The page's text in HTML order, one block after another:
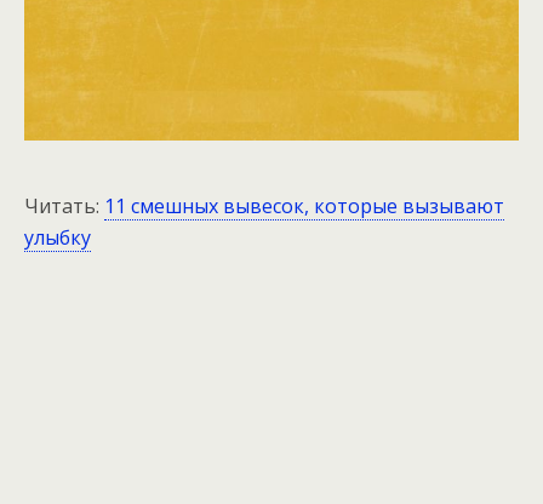
Читать: 11 смешных вывесок, которые вызывают
улыбку